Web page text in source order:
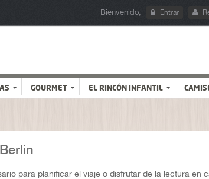
Bienvenido, Entrar
GOURMET EL RINCÓN INFANTIL
para planificar el viaje o disfrutar de la lectura en